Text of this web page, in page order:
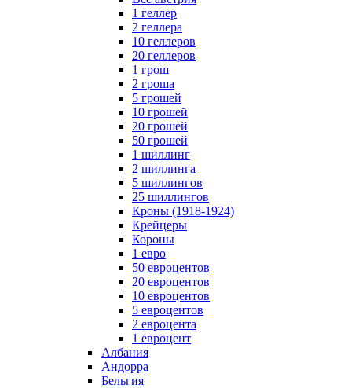
1 геллер
2 геллера
10 геллеров
20 геллеров
1 грош
2 гроша
5 грошей
10 грошей
20 грошей
50 грошей
1 шиллинг
2 шиллинга
5 шиллингов
25 шиллингов
Кроны (1918-1924)
Крейцеры
Короны
1 евро
50 евроцентов
20 евроцентов
10 евроцентов
5 евроцентов
2 евроцента
1 евроцент
Албания
Андорра
Бельгия